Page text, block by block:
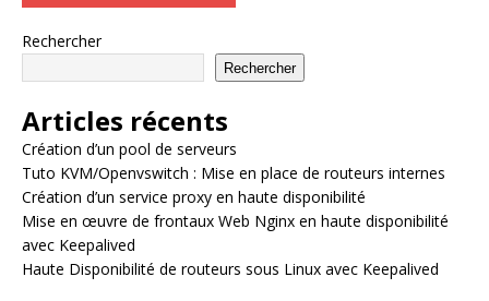
Rechercher
Rechercher
Articles récents
Création d’un pool de serveurs
Tuto KVM/Openvswitch : Mise en place de routeurs internes
Création d’un service proxy en haute disponibilité
Mise en œuvre de frontaux Web Nginx en haute disponibilité
avec Keepalived
Haute Disponibilité de routeurs sous Linux avec Keepalived